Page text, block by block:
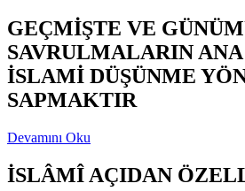
GEÇMİŞTE VE
SAVRULMALARIN
İSLAMİ DÜŞÜNME
SAPMAKTIR
Devamını Oku
İSLÂMÎ AÇIDAN